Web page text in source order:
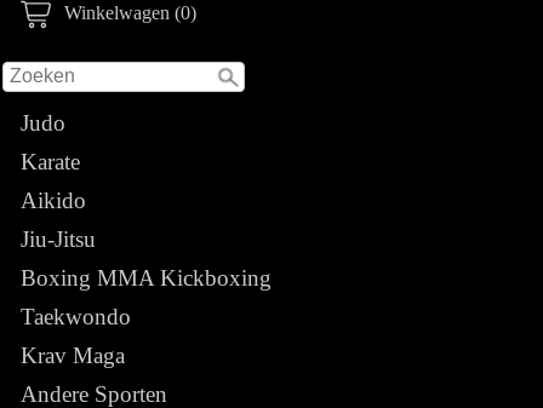
Winkelwagen (0)
Judo
Karate
Aikido
Jiu-Jitsu
Boxing MMA Kickboxing
Taekwondo
Krav Maga
Andere Sporten